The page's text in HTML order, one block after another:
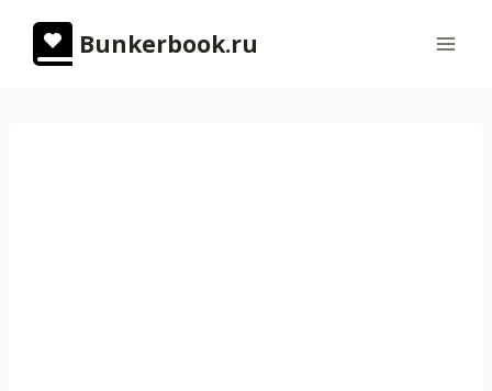
содержимому
Bunkerbook.ru